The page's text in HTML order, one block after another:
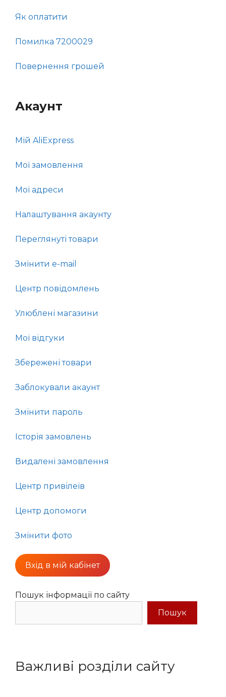
Як оплатити
Помилка 7200029
Повернення грошей
Акаунт
Мій AliExpress
Мої замовлення
Мої адреси
Налаштування акаунту
Переглянуті товари
Змінити e-mail
Центр повідомлень
Улюблені магазини
Мої відгуки
Збережені товари
Заблокували акаунт
Змінити пароль
Історія замовлень
Видалені замовлення
Центр привілеїв
Центр допомоги
Змінити фото
Вхід в мій кабінет
Пошук інформації по сайту
Пошук
Важливі розділи сайту